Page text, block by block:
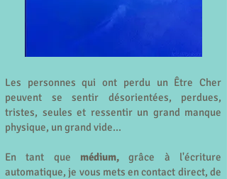
Les personnes qui ont perdu un Être Cher
peuvent se sentir désorientées, perdues,
tristes, seules et ressentir un grand manque
physique, un grand vide...
En tant que médium, grâce à l'écriture
automatique, je vous mets en contact direct, de